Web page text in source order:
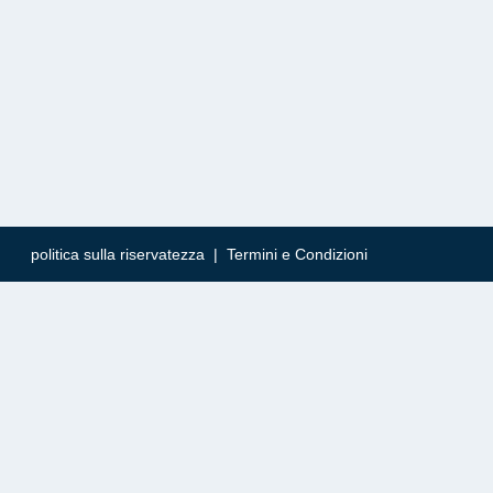
politica sulla riservatezza | Termini e Condizioni